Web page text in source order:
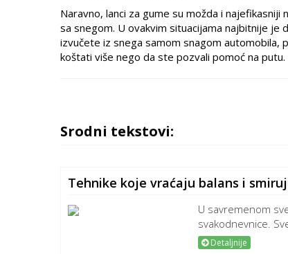
Naravno, lanci za gume su možda i
sa snegom. U ovakvim situacijama najbitnije je
izvučete iz snega samom snagom
koštati više nego da ste pozvali pomoć na putu.
Srodni tekstovi:
Tehnike koje vraćaju balans i
U savremenom
svakodnevnice.
Detaljnije